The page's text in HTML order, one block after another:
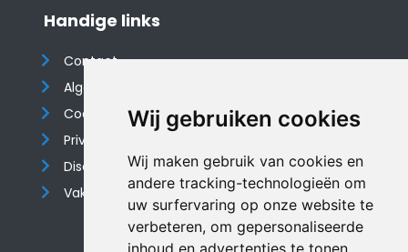
Wij gebruiken cookies
Wij maken gebruik van cookies en
andere tracking-technologieën om
uw surfervaring op onze website te
verbeteren, om gepersonaliseerde
inhoud en advertenties te tonen,
Handige links
Contact
Algemene voorwaarden
Cookieverklaring
Privacyverklaring
Disclaimer
Vakantiehuis website